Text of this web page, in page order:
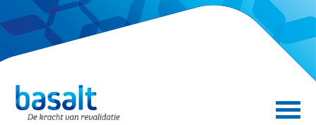
Direct naar de contentDirect naar de navigatie